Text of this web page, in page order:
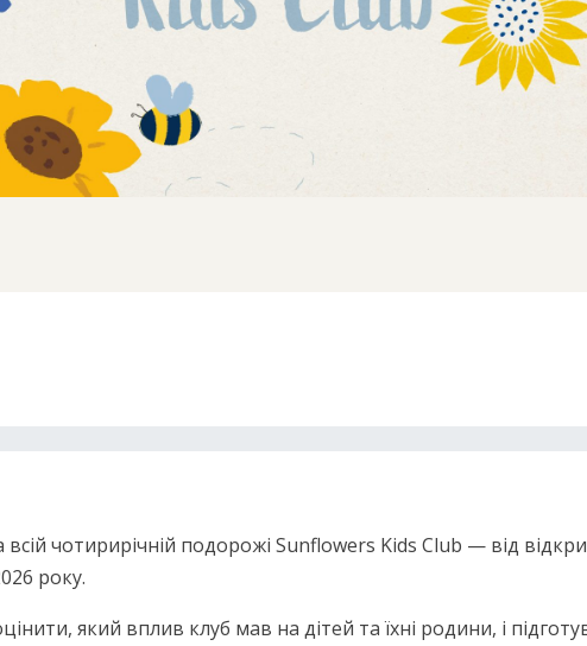
чотирирічній подорожі Sunflowers Kids Club — від
року.
який вплив клуб мав на дітей та їхні родини, і